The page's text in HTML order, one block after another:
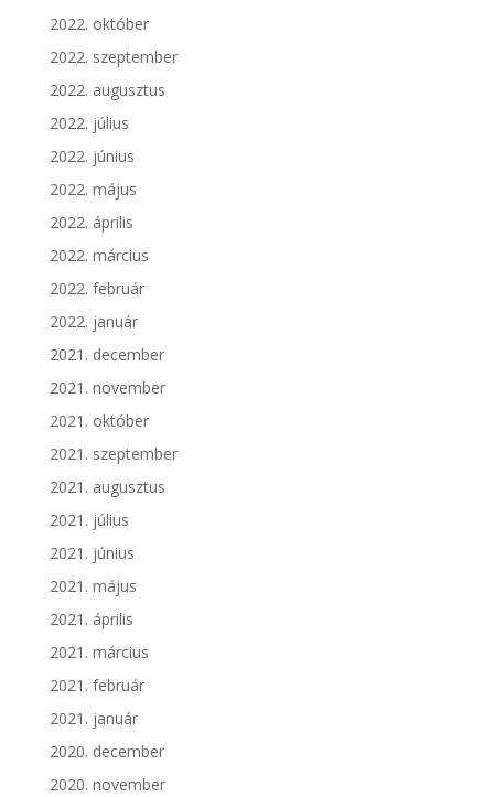
2022. október
2022. szeptember
2022. augusztus
2022. július
2022. június
2022. május
2022. április
2022. március
2022. február
2022. január
2021. december
2021. november
2021. október
2021. szeptember
2021. augusztus
2021. július
2021. június
2021. május
2021. április
2021. március
2021. február
2021. január
2020. december
2020. november